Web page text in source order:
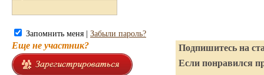
Запомнить меня | Забыли пароль?
Еще не участник?
Подпишитесь на
Если понравился